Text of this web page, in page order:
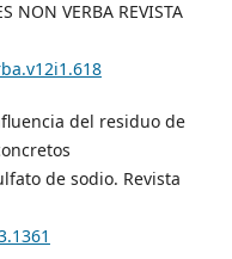
NON VERBA REVISTA
del residuo de
de sodio. Revista